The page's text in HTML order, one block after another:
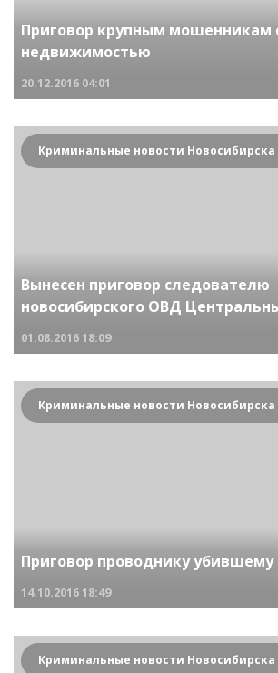
Приговор крупным мошенникам
недвижимостью
20.12.2016 04:01
Вынесен приговор следователю
новосибирского ОВД
01.08.201618:09
Приговор проводнику убившему
14.10.201618:49